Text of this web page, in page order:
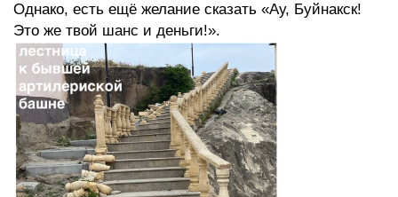
Однако, есть ещё желание сказать «Ау, Буйнакск!
Это же твой шанс и деньги!».